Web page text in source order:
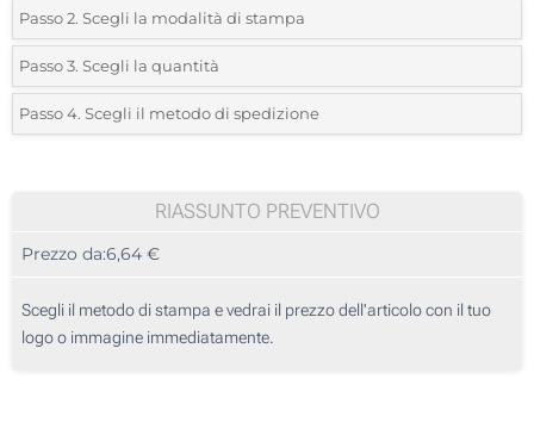
Passo 2. Scegli la modalità di stampa
*Seleziona la posizione di stampa e il colore del vostro logo:
1 Colore (Su un lato)
3 Colori (Su un lato)
Stampa in resina (Su un lato)
Passo 3. Scegli la quantità
*Quantità desiderata:
10
25
50
Passo 4. Scegli il metodo di spedizione
RIASSUNTO PREVENTIVO
Prezzo da:6,64 €
Scegli il metodo di stampa e vedrai il prezzo dell'articolo con il tuo
logo o immagine immediatamente.